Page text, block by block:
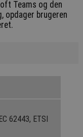
Teams og den
opdager brugeren
62443, ETSI